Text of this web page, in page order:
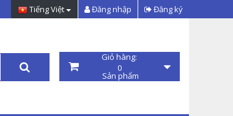
Tiếng Việt Đăng nhập Đăng ký
Giỏ hàng:
0
Sản phẩm